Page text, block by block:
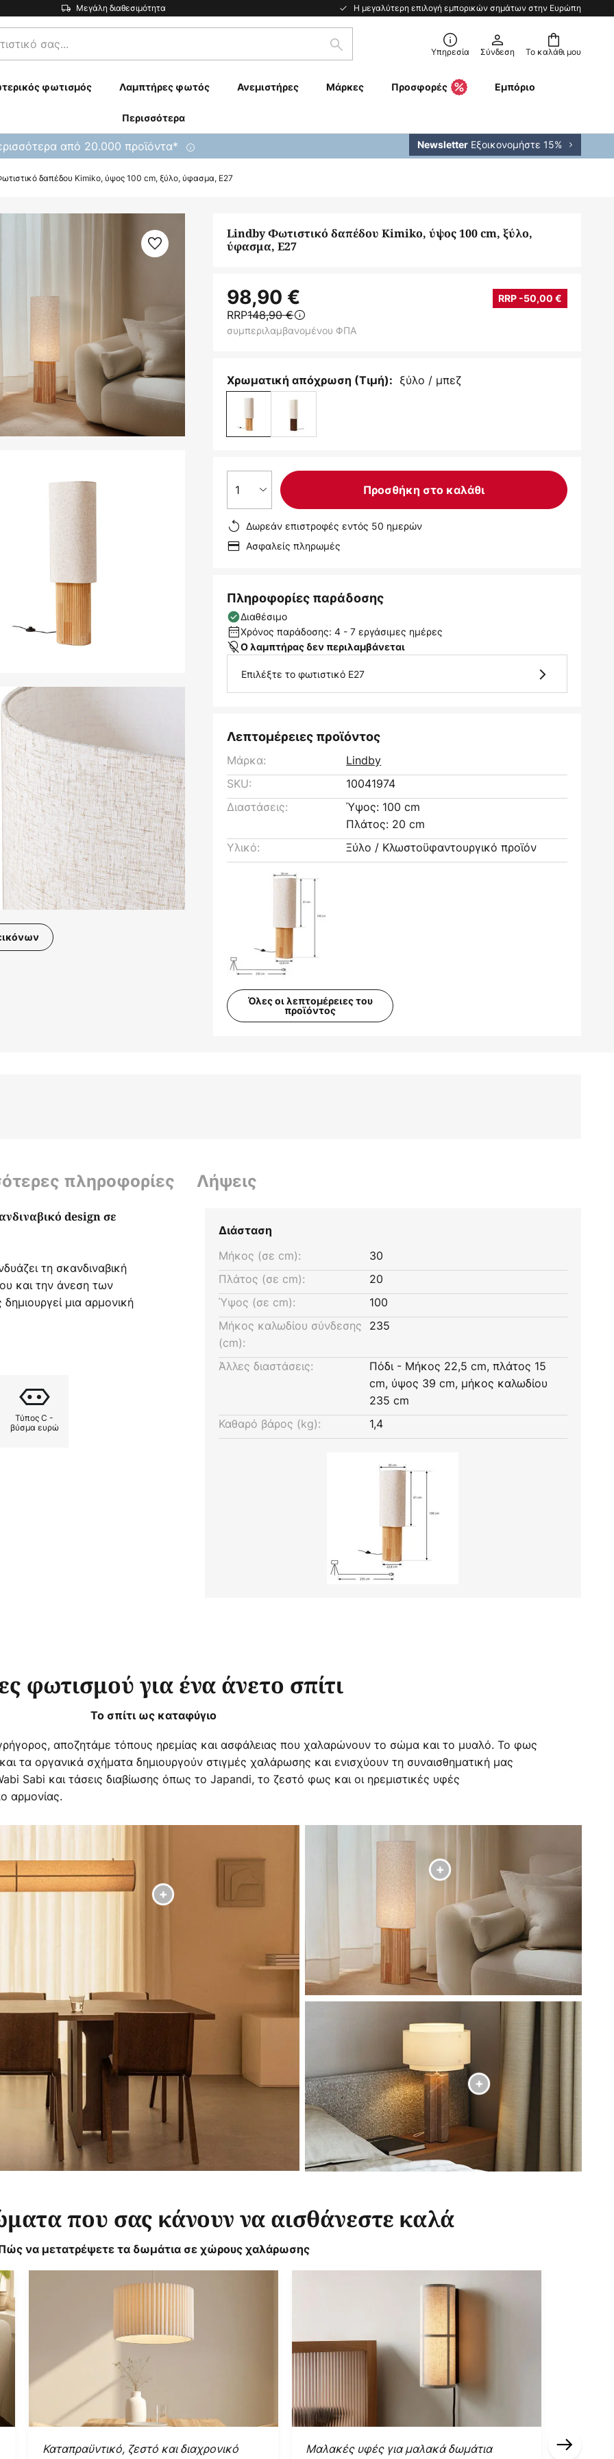
Μεγάλη διαθεσιμότητα Η μεγαλύτερη επιλογή εμπορικών σημάτων στην Ευρώπη
Το καλάθι μου
Αναζήτηση Υπηρεσία Σύνδεση
φωτισμός Λαμπτήρες φωτός Ανεμιστήρες Μάρκες Προσφορές Εμπόριο
Περισσότερα
από 20.000 προϊόντα* Newsletter Εξοικονομήστε 15%
δαπέδου Kimiko, ύψος 100 cm, ξύλο, ύφασμα, E27
Lindby Φωτιστικό δαπέδου Kimiko, ύψος 100 cm, ξύλο,
ύφασμα, E27
98,90 € RRP -50,00 €
RRP148,90 €
συμπεριλαμβανομένου ΦΠΑ
Χρωματική απόχρωση (Τιμή): ξύλο / μπεζ
1 Προσθήκη στο καλάθι
Δωρεάν επιστροφές εντός 50 ημερών
Ασφαλείς πληρωμές
Πληροφορίες παράδοσης
Διαθέσιμο
Χρόνος παράδοσης: 4 - 7 εργάσιμες ημέρες
Ο λαμπτήρας δεν περιλαμβάνεται
Επιλέξτε το φωτιστικό E27
Λεπτομέρειες προϊόντος
Μάρκα:
Lindby
SKU:
10041974
Διαστάσεις:
Ύψος: 100 cm
Πλάτος: 20 cm
Υλικό:
Ξύλο / Κλωστοϋφαντουργικό προϊόν
Όλες οι λεπτομέρειες του
προϊόντος
πληροφορίες Λήψεις
design σε
τη σκανδιναβική
και την άνεση των
μια αρμονική
νότα σε κάθε χώρο, είτε
διάχυτο φως που
ατμόσφαιρα.
δαπέδου δεν είναι μόνο
Η χρήση φυσικών
του χώρου. Αυτό το
αρμονικά για να
όσο και τις πρακτικές
Τύπος C -
βύσμα ευρώ
Διάσταση
Μήκος (σε cm):
30
Πλάτος (σε cm):
20
Ύψος (σε cm):
100
Μήκος καλωδίου σύνδεσης
(cm):
235
Άλλες διαστάσεις:
Πόδι - Μήκος 22,5 cm, πλάτος 15
cm, ύψος 39 cm, μήκος καλωδίου
235 cm
Καθαρό βάρος (kg):
1,4
φωτισμού για ένα άνετο σπίτι
Το σπίτι ως καταφύγιο
αποζητάμε τόπους ηρεμίας και ασφάλειας που χαλαρώνουν το σώμα και το μυαλό. Το φως
τα οργανικά σχήματα δημιουργούν στιγμές χαλάρωσης και ενισχύουν τη συναισθηματική μας
Sabi και τάσεις διαβίωσης όπως το Japandi, το ζεστό φως και οι ηρεμιστικές υφές
αρμονίας.
που σας κάνουν να αισθάνεστε καλά
να μετατρέψετε τα δωμάτια σε χώρους χαλάρωσης
Καταπραϋντικό, ζεστό και διαχρονικό
Μαλακές υφές για μαλακά δωμάτια